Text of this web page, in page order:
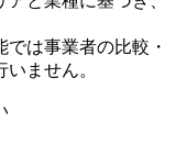
は事業者の比較・
ません。